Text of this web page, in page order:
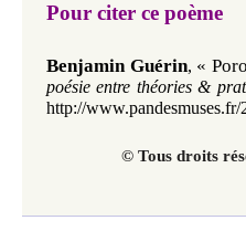
Pour citer ce poème
Benjamin Guérin, «
poésie entre théories &
http://
© Tous droits